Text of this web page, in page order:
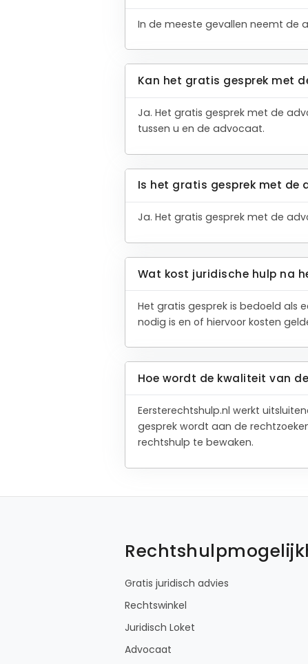
In de meeste gevallen neemt de
Kan het gratis gesprek met
Ja. Het gratis gesprek met de
tussen u en de advocaat.
Is het gratis gesprek met de
Ja. Het gratis gesprek met de
Wat kost juridische hulp na
Het gratis gesprek is bedoeld als
nodig is en of hiervoor kosten
Hoe wordt de kwaliteit van
Eersterechtshulp.nl werkt
gesprek wordt aan de
rechtshulp te bewaken.
Gratis juridisch advies
Rechtswinkel
Juridisch Loket
Advocaat